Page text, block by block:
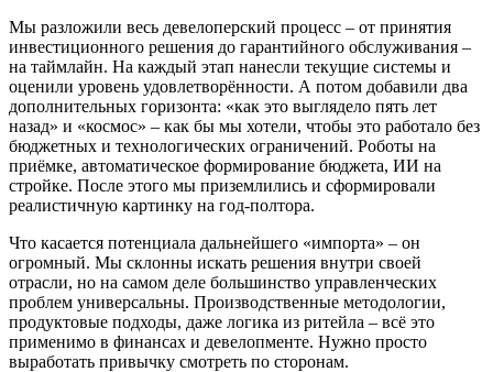
Мы разложили весь девелоперский процесс – от принятия
инвестиционного решения до гарантийного обслуживания –
на таймлайн. На каждый этап нанесли текущие системы и
оценили уровень удовлетворённости. А потом добавили два
дополнительных горизонта: «как это выглядело пять лет
назад» и «космос» – как бы мы хотели, чтобы это работало без
бюджетных и технологических ограничений. Роботы на
приёмке, автоматическое формирование бюджета, ИИ на
стройке. После этого мы приземлились и сформировали
реалистичную картинку на год-полтора.
Что касается потенциала дальнейшего «импорта» – он
огромный. Мы склонны искать решения внутри своей
отрасли, но на самом деле большинство управленческих
проблем универсальны. Производственные методологии,
продуктовые подходы, даже логика из ритейла – всё это
применимо в финансах и девелопменте. Нужно просто
выработать привычку смотреть по сторонам.